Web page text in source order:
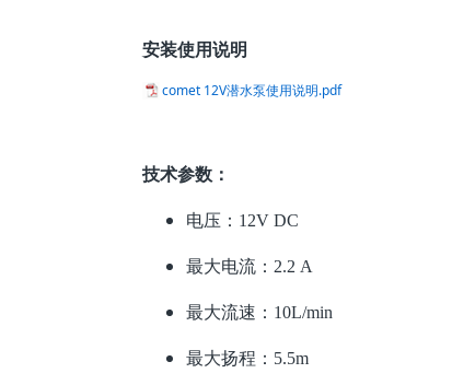
安装使用说明
comet 12V潜水泵使用说明.pdf
技术参数：
电压：12V DC
最大电流：2.2 A
最大流速：10L/min
最大扬程：5.5m